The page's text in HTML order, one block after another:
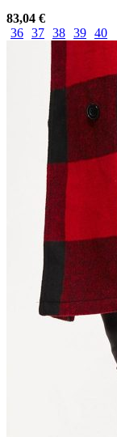
83,04 €
36 37 38 39 40